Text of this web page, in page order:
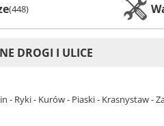
(448)
DROGI I ULICE
- Ryki - Kurów - Piaski - Krasnystaw -